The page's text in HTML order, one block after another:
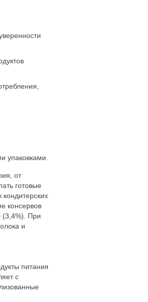
упаковками.
от
готовые
консервов
(3,4%). При
и
питания
с